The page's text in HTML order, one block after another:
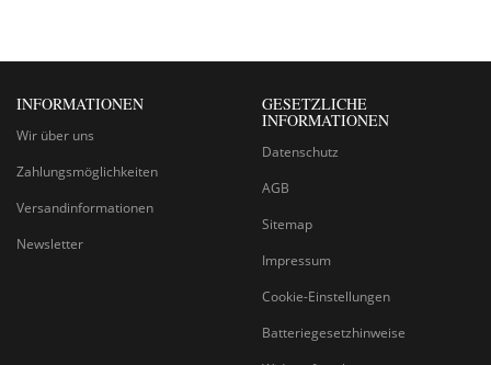
INFORMATIONEN
Wir über uns
Zahlungsmöglichkeiten
Versandinformationen
Newsletter
GESETZLICHE
INFORMATIONEN
Datenschutz
AGB
Sitemap
Impressum
Cookie-Einstellungen
Batteriegesetzhinweise